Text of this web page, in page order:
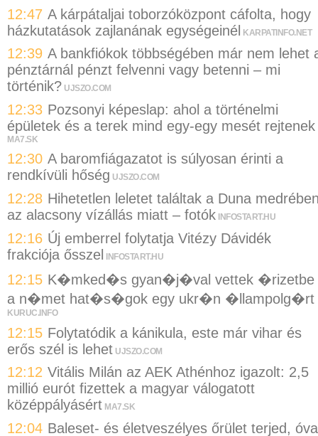
12:47 A kárpátaljai toborzóközpont cáfolta, hogy
házkutatások zajlanának egységeinél KARPATINFO.NET
12:39 A bankfiókok többségében már nem lehet
pénztárnál pénzt felvenni vagy betenni – mi
történik? UJSZO.COM
12:33 Pozsonyi képeslap: ahol a történelmi
épületek és a terek mind egy-egy mesét rejtenek
MA7.SK
12:30 A baromfiágazatot is súlyosan érinti a
rendkívüli hőség UJSZO.COM
12:28 Hihetetlen leletet találtak a Duna
az alacsony vízállás miatt – fotók INFOSTART.HU
12:16 Új emberrel folytatja Vitézy Dávidék
frakciója ősszel INFOSTART.HU
12:15 K�mked�s gyan�j�val vettek �rizetbe
a n�met hat�s�gok egy ukr�n �llampolg�rt
KURUC.INFO
12:15 Folytatódik a kánikula, este már vihar és
erős szél is lehet UJSZO.COM
12:12 Vitális Milán az AEK Athénhoz igazolt: 2,5
millió eurót fizettek a magyar válogatott
középpályásért MA7.SK
12:04 Baleset- és életveszélyes őrület terjed, óva